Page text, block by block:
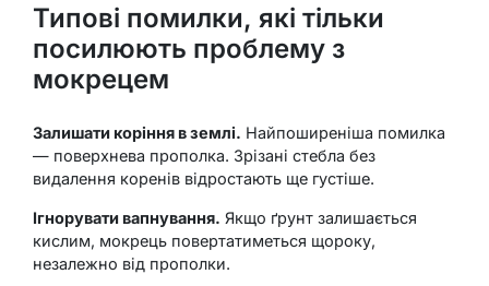
Типові помилки, які тільки
посилюють проблему з
мокрецем
Залишати коріння в землі. Найпоширеніша помилка
— поверхнева прополка. Зрізані стебла без
видалення коренів відростають ще густіше.
Ігнорувати вапнування. Якщо ґрунт залишається
кислим, мокрець повертатиметься щороку,
незалежно від прополки.